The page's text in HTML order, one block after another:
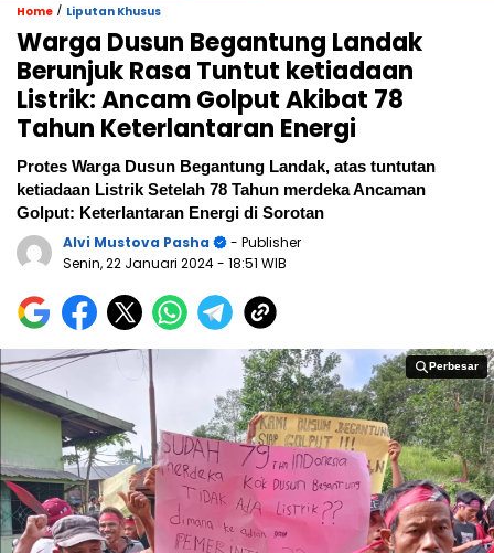
Home / Liputan Khusus
Warga Dusun Begantung Landak
Berunjuk Rasa Tuntut ketiadaan
Listrik: Ancam Golput Akibat 78
Tahun Keterlantaran Energi
Protes Warga Dusun Begantung Landak, atas tuntutan
ketiadaan Listrik Setelah 78 Tahun merdeka Ancaman
Golput: Keterlantaran Energi di Sorotan
Alvi Mustova Pasha
- Publisher
Senin, 22 Januari 2024- 18:51 WIB
Perbesar
Perbesar